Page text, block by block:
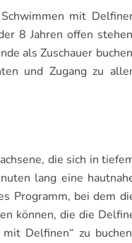
mit
8 Jahren offen
als Zuschauer
und Zugang zu
die sich in
lang eine
Programm, bei dem
können, die die
Delfinen“ zu